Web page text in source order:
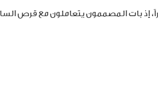
إذ بات المصممون يتعاملون مع قرص